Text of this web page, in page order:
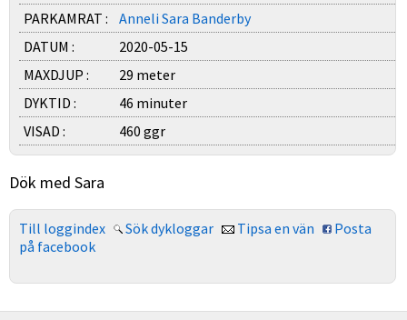
PARKAMRAT :
Anneli Sara Banderby
DATUM :
2020-05-15
MAXDJUP :
29 meter
DYKTID :
46 minuter
VISAD :
460 ggr
Dök med Sara
Till loggindex Sök dykloggar Tipsa en vän
Posta
på facebook